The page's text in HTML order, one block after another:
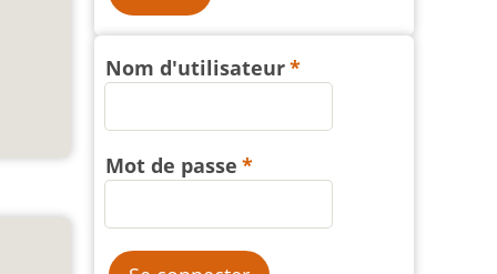
Nom d'utilisateur
Mot de passe